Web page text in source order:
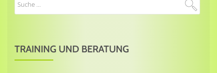
TRAINING UND BERATUNG